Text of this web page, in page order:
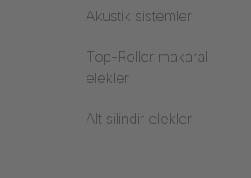
Akustik sistemler
Top-Roller makaralı
elekler
Alt silindir elekler